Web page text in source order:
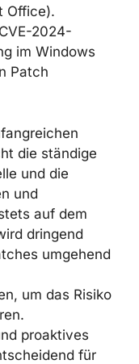
Office).
2024-
im Windows
Patch
die ständige
und die
und
auf dem
dringend
umgehend
um das Risiko
proaktives
für